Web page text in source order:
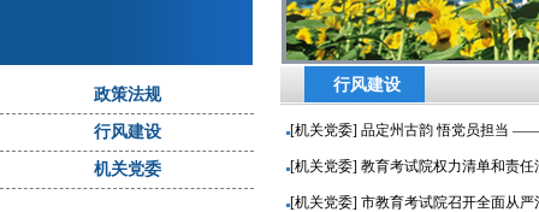
政策法规
行风建设
机关党委
行风建设
[机关党委] 品定州古韵 悟党员担当
[机关党委] 教育考试院权力清单和责任
[机关党委] 市教育考试院召开全面从严